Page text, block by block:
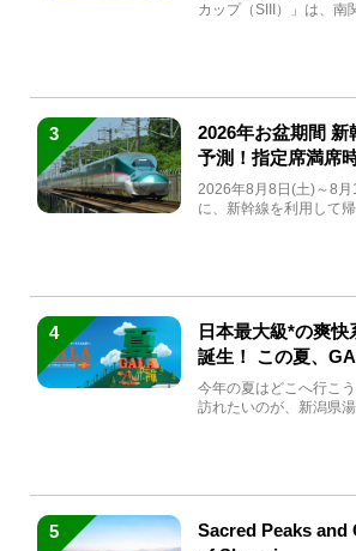
カップ（SIII）」は、南
3
2026年お盆期間
予測！指定席満席
急券も解説
2026年8月8日(土)～8月
に、新幹線を利用して
4
日本最大級*の爽
誕生！ この夏、
生まれ変わる
今年の夏はどこへ行こ
訪れたいのが、新潟県
5
Sacred Peaks and